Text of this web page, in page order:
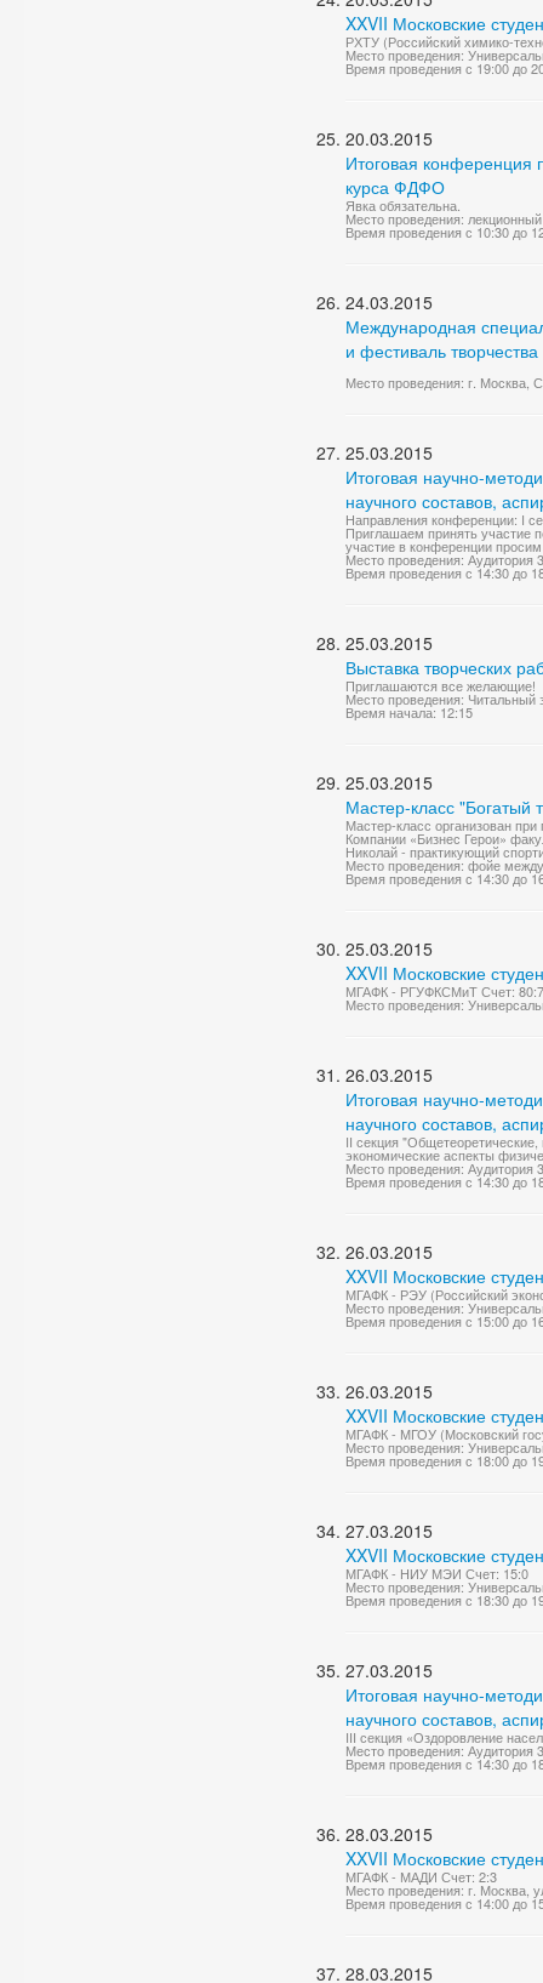
XXVII Московские
РХТУ (Российский химико-
Место проведения:
Время проведения с 19:00 до
20.03.2015
Итоговая конференция
курса ФДФО
Явка обязательна.
Место проведения:
Время проведения с 10:30 до
24.03.2015
Международная
и фестиваль
Место проведения: г. Москва,
25.03.2015
Итоговая научно-
научного составов,
Направления конференции: I
Приглашаем принять участие
участие в конференции
Место проведения: Аудитория
Время проведения с 14:30 до
25.03.2015
Выставка творческих
Приглашаются все желающие!
Место проведения: Читальный
Время начала: 12:15
25.03.2015
Мастер-класс "Богатый
Мастер-класс организован
Компании «Бизнес Герои»
Николай - практикующий
Место проведения: фойе
Время проведения с 14:30 до
25.03.2015
XXVII Московские
МГАФК - РГУФКСМиТ Счет:
Место проведения:
26.03.2015
Итоговая научно-
научного составов,
II секция "Общетеоретические,
экономические аспекты
Место проведения: Аудитория
Время проведения с 14:30 до
26.03.2015
XXVII Московские
МГАФК - РЭУ (Российский
Место проведения:
Время проведения с 15:00 до
26.03.2015
XXVII Московские
МГАФК - МГОУ (Московский
Место проведения:
Время проведения с 18:00 до
27.03.2015
XXVII Московские
МГАФК - НИУ МЭИ Счет: 15:0
Место проведения:
Время проведения с 18:30 до
27.03.2015
Итоговая научно-
научного составов,
III секция «Оздоровление
Место проведения: Аудитория
Время проведения с 14:30 до
28.03.2015
XXVII Московские
МГАФК - МАДИ Счет: 2:3
Место проведения: г. Москва,
Время проведения с 14:00 до
28.03.2015